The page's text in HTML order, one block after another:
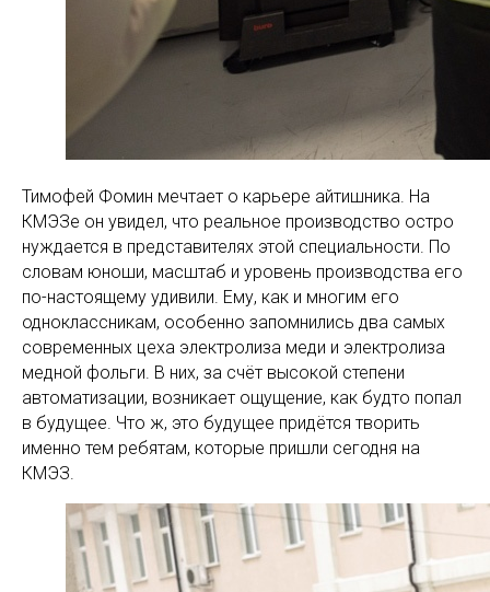
Тимофей Фомин мечтает о карьере айтишника. На
КМЭЗе он увидел, что реальное производство остро
нуждается в представителях этой специальности. По
словам юноши, масштаб и уровень производства его
по-настоящему удивили. Ему, как и многим его
одноклассникам, особенно запомнились два самых
современных цеха электролиза меди и электролиза
медной фольги. В них, за счёт высокой степени
автоматизации, возникает ощущение, как будто попал
в будущее. Что ж, это будущее придётся творить
именно тем ребятам, которые пришли сегодня на
КМЭЗ.